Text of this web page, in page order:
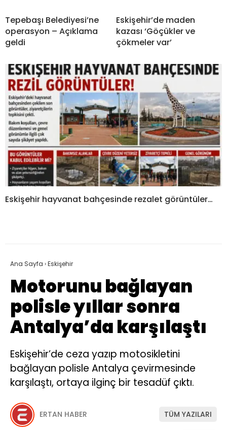
Tepebaşı Belediyesi’ne
operasyon – Açıklama
geldi
Eskişehir’de maden
kazası ‘Göçükler ve
çökmeler var’
Eskişehir hayvanat bahçesinde rezalet görüntüler…
Ana Sayfa ›Eskişehir
Motorunu bağlayan
polisle yıllar sonra
Antalya’da karşılaştı
Eskişehir’de ceza yazıp motosikletini
bağlayan polisle Antalya çevirmesinde
karşılaştı, ortaya ilginç bir tesadüf çıktı.
ERTAN HABER TÜM YAZILARI